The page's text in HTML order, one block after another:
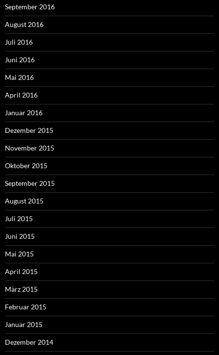
September 2016
August 2016
Juli 2016
Juni 2016
Mai 2016
April 2016
Januar 2016
Dezember 2015
November 2015
Oktober 2015
September 2015
August 2015
Juli 2015
Juni 2015
Mai 2015
April 2015
März 2015
Februar 2015
Januar 2015
Dezember 2014